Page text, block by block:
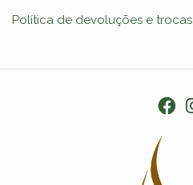
Política de devoluções e trocas